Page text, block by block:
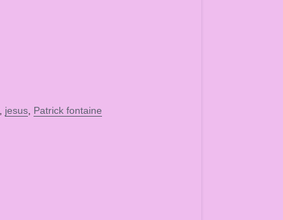
jesus Patrick fontaine